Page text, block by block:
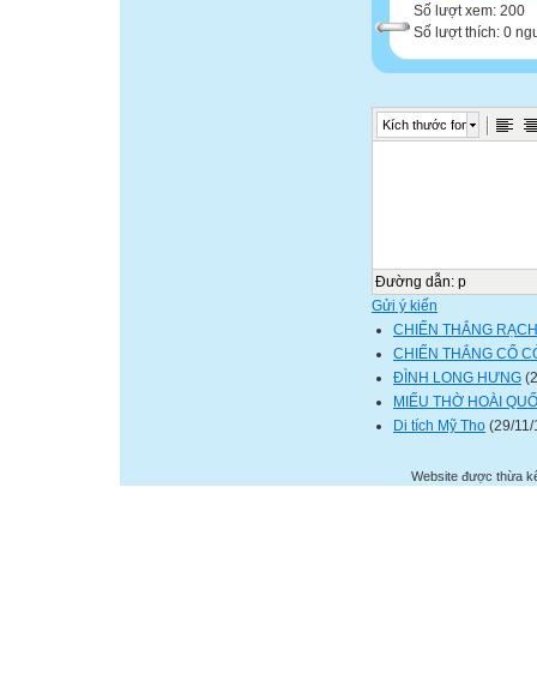
Số lượt xem: 200
Số lượt thích: 0
Kích thước font
Đường dẫn: p
Gửi ý kiến
CHIẾN THẮNG
CHIẾN THẮNG CỔ
ĐÌNH LONG HƯNG
MIẾU THỜ HOÀI
Di tích Mỹ Tho (29/11/
Website được thừa